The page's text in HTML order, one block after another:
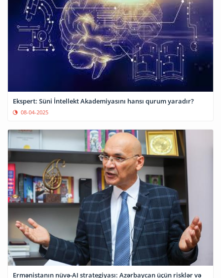
Ekspert: Süni İntellekt Akademiyasını hansı qurum yaradır?
08-04-2025
Ermənistanın nüvə-AI strategiyası: Azərbaycan üçün risklər və